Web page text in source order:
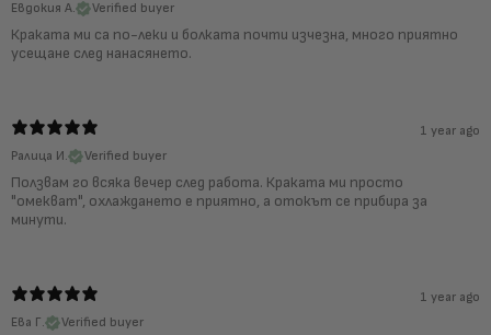
Евдокия А.
Verified buyer
Краката ми са по-леки и болката почти изчезна, много приятно
усещане след нанасянето.
1 year ago
Ралица И.
Verified buyer
Ползвам го всяка вечер след работа. Краката ми просто
"омекват", охлаждането е приятно, а отокът се прибира за
минути.
1 year ago
Ева Г.
Verified buyer